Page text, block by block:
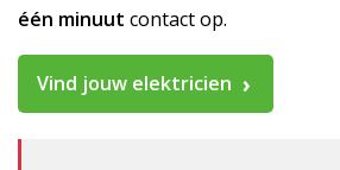
één minuut contact op.
Vind jouw elektricien